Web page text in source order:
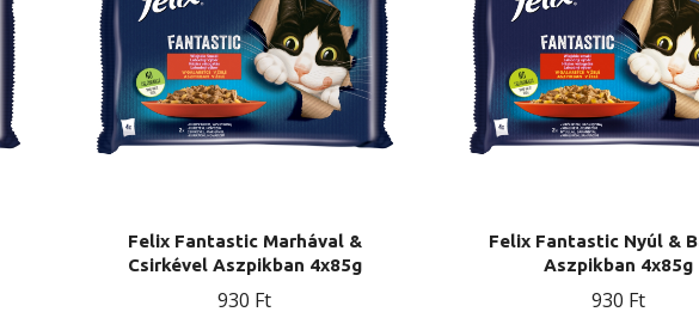
Felix Fantastic Marhával &
Csirkével Aszpikban 4x85g
930 Ft
Felix Fantastic Nyúl &
Aszpikban 4x85g
930 Ft